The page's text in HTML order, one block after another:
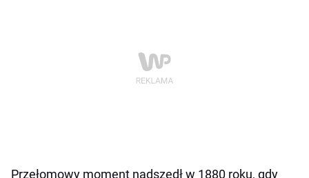
Przełomowy moment nadszedł w 1880 roku, gdy